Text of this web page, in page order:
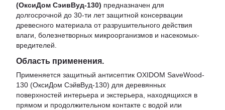
(ОксиДом СэивВуд-130) предназначен для
долгосрочной до 30-ти лет защитной консервации
древесного материала от разрушительного действия
влаги, болезнетворных микроорганизмов и насекомых-
вредителей.
Область применения.
Применяется защитный антисептик OXIDOM SaveWood-
130 (ОксиДом СэйвВуд-130) для деревянных
поверхностей интерьера и экстерьера, находящихся в
прямом и продолжительном контакте с водой или